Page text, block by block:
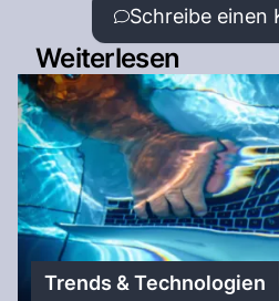
Schreibe einen
Weiterlesen
Trends & Technologien